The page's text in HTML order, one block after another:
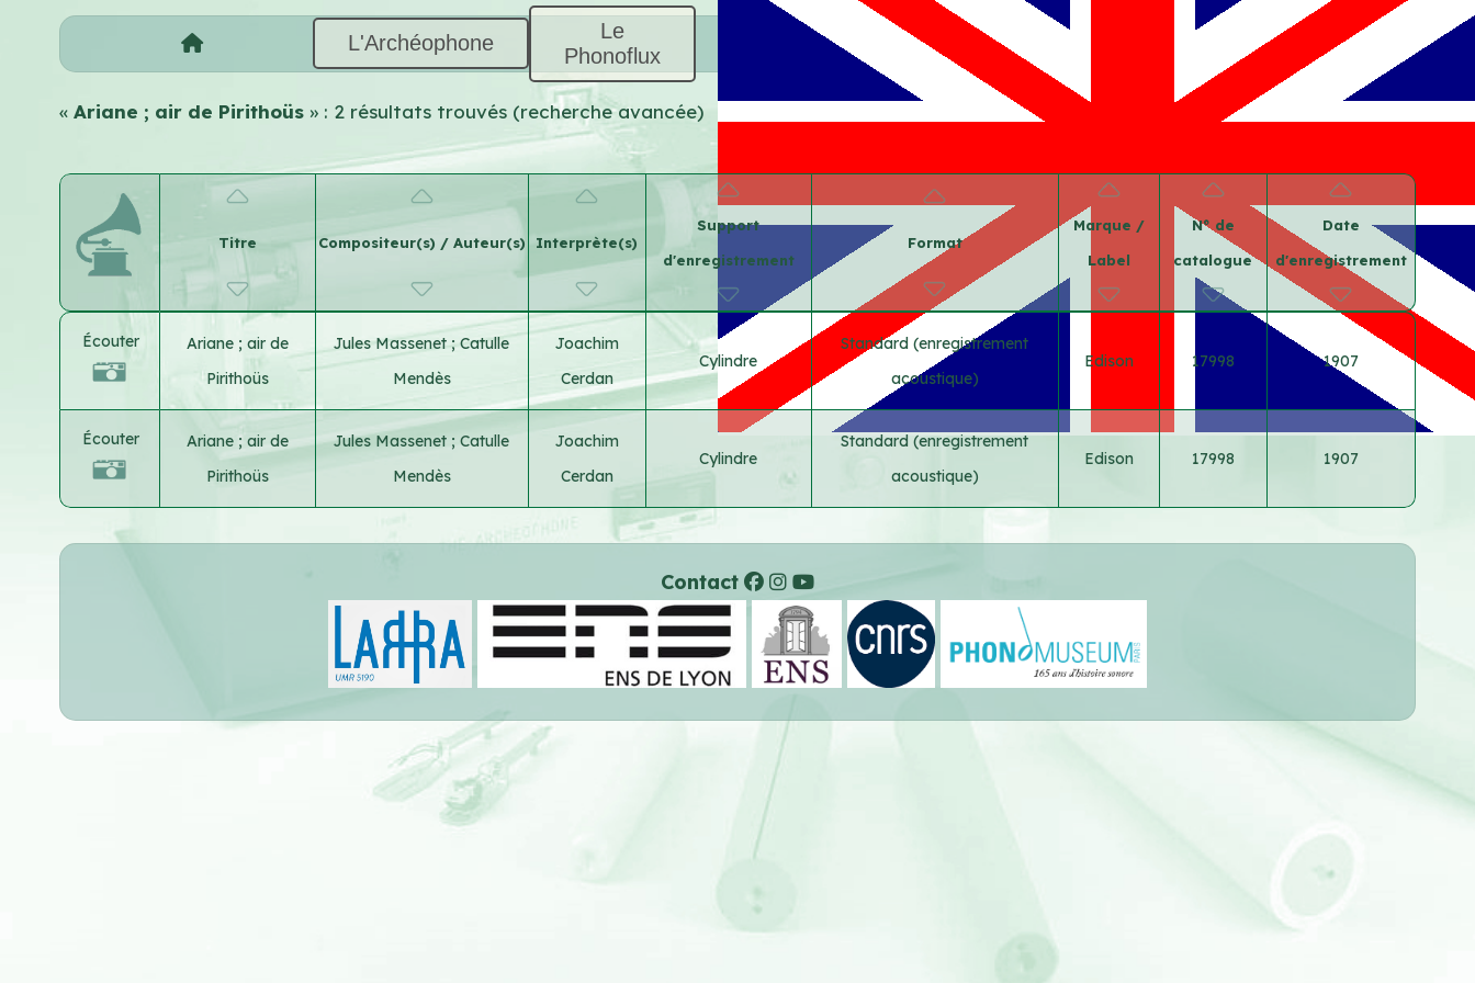
L'Archéophone
Le
Phonoflux
«Ariane ; air de Pirithoüs » : 2 résultats trouvés (recherche avancée)
Titre Compositeur(s) / Auteur(s) Interprète(s)
Support
d'enregistrement
Format
Marque /
Label
N° de
catalogue
Date
d'enregistrement
Écouter
Ariane ; air de
Pirithoüs
Jules Massenet;Catulle
Mendès
Joachim
Cerdan
Cylindre
Standard (enregistrement
acoustique)
Edison 17998 1907
Écouter
Ariane ; air de
Pirithoüs
Jules Massenet ;Catulle
Mendès
Joachim
Cerdan
Cylindre
Standard (enregistrement
acoustique)
Edison 17998 1907
Contact